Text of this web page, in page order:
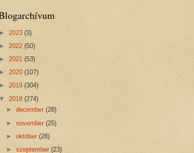
► 2023 (3)
► 2022 (50)
► 2021 (53)
► 2020 (107)
► 2019 (304)
▼ 2018 (274)
►december(28)
►november(25)
►október(28)
►szeptember(23)